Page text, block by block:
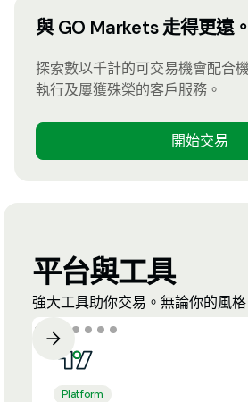
與 GO Markets 走得更遠
探索數以千計的可交易機會配合
執行及屢獲殊榮的客戶服務。
開始交易
平台與工具
強大工具助你交易。無論你的風格
Platform